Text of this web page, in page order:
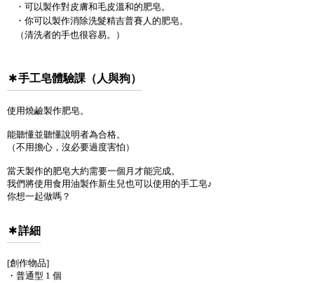
・可以製作對皮膚和毛皮溫和的肥皂。
・你可以製作消除洗髮精吉普賽人的肥皂。
（清洗者的手也很容易。）
手工皂體驗課（人與狗）
使用燒鹼製作肥皂。
能聽懂並聽懂說明者為合格。
（不用擔心，沒必要過度害怕）
當天製作的肥皂大約需要一個月才能完成。
我們將使用食用油製作新生兒也可以使用的手工皂♪
你想一起做嗎？
詳細
[創作物品]
・普通型 1 個